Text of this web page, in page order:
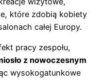
które zdobią kobiety
całej Europy.
pracy zespołu,
z nowoczesnym
wysokogatunkowe